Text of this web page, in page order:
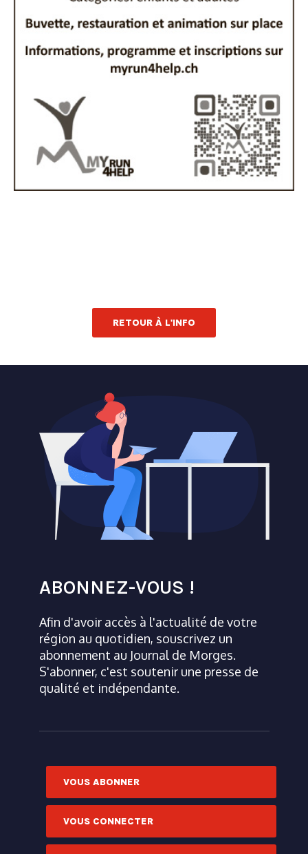
RETOUR À L'INFO
ABONNEZ-VOUS !
Afin d'avoir accès à l'actualité de votre
région au quotidien, souscrivez un
abonnement au Journal de Morges.
S'abonner, c'est soutenir une presse de
qualité et indépendante.
VOUS ABONNER
VOUS CONNECTER